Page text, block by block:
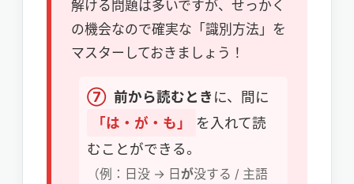
解ける問題は多いですが、せっかく
の機会なので確実な「識別方法」を
マスターしておきましょう！
⑦ 前から読むときに、間に
「は・が・も」
を入れて読
むことができる。
（例：日没 → 日 が没する / 主語